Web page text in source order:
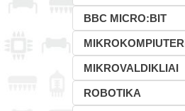
BBC MICRO:BIT
MIKROVALDIKLIAI
ROBOTIKA